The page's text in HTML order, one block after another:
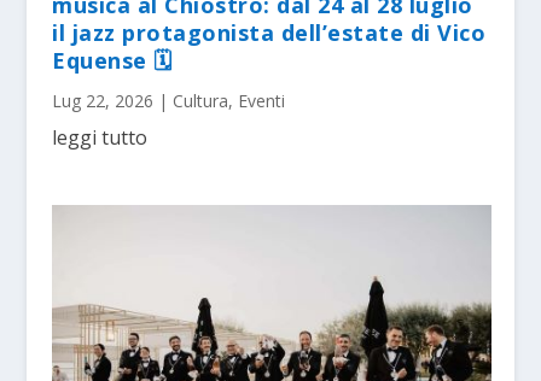
il jazz protagonista dell’estate di Vico
Equense 🗓
Lug 22, 2026 | Cultura, Eventi
leggi tutto